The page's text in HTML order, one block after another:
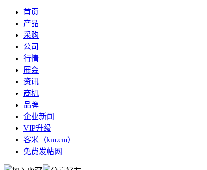
首页
产品
采购
公司
行情
展会
资讯
商机
品牌
企业新闻
VIP升级
客米（km.cm）
免费发帖网